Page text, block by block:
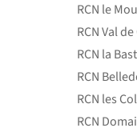
RCN le
RCN Val
RCN la
RCN
RCN les
RCN